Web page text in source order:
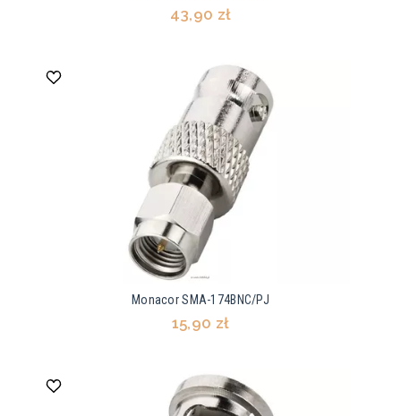
43,90 zł
Monacor SMA-174BNC/PJ
15,90 zł